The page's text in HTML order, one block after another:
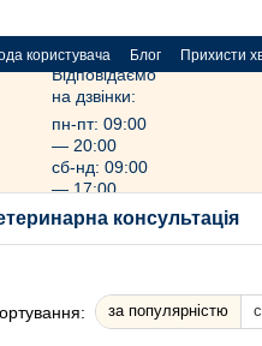
користувача Блог Прихисти
Відповідаємо
на дзвінки:
пн-пт: 09:00
— 20:00
сб-нд: 09:00
— 17:00
консультація
за популярністю